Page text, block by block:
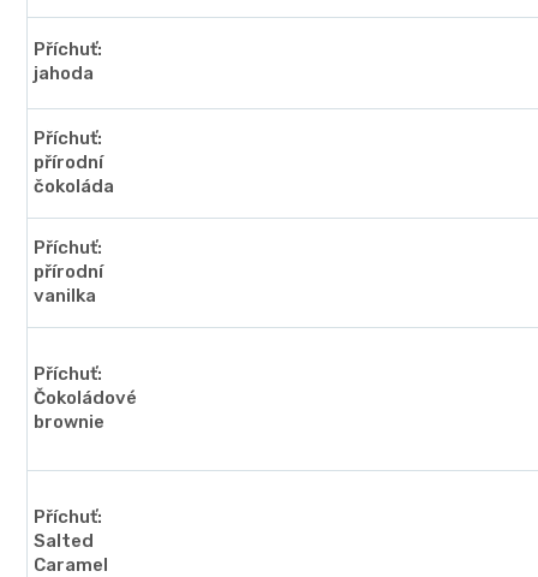
Příchuť:
jahoda
Příchuť:
přírodní
čokoláda
Příchuť:
přírodní
vanilka
Příchuť:
Čokoládové
brownie
Příchuť:
Salted
Caramel